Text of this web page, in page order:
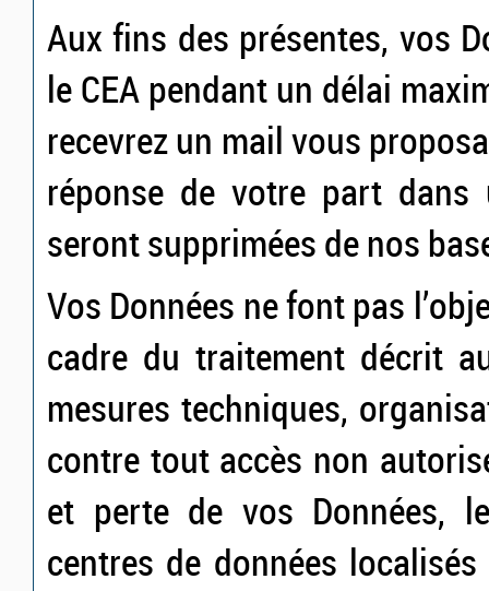
Aux fins des présentes, vos
le CEA pendant un délai
recevrez un mail vous
réponse de votre part
seront supprimées de nos
Vos Données ne font pas
cadre du traitement décrit
mesures techniques,
contre tout accès non
et perte de vos Données,
centres de données